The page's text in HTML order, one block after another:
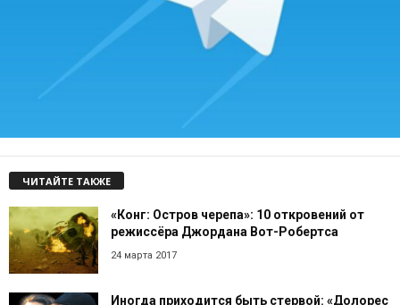
ЧИТАЙТЕ ТАКЖЕ
«Конг: Остров черепа»: 10 откровений от
режиссёра Джордана Вот-Робертса
24 марта 2017
Иногда приходится быть стервой: «Долорес